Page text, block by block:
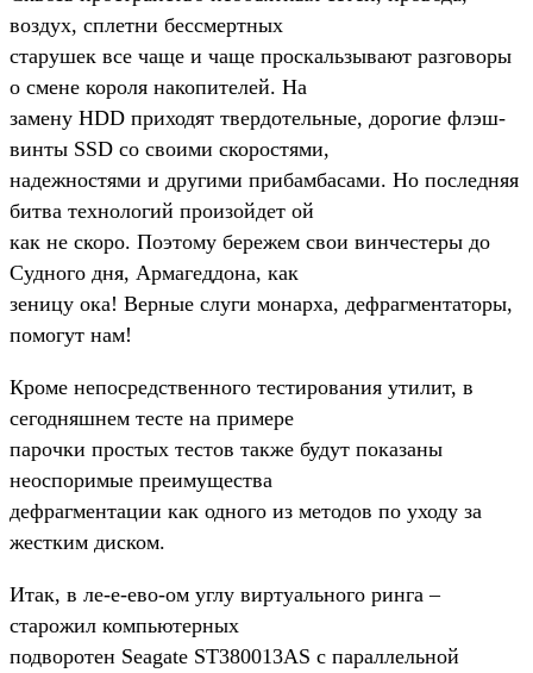
воздух, сплетни бессмертных
старушек все чаще и чаще проскальзывают разговоры
о смене короля накопителей. На
замену HDD приходят твердотельные, дорогие флэш-
винты SSD со своими скоростями,
надежностями и другими прибамбасами. Но последняя
битва технологий произойдет ой
как не скоро. Поэтому бережем свои винчестеры до
Судного дня, Армагеддона, как
зеницу ока! Верные слуги монарха, дефрагментаторы,
помогут нам!
Кроме непосредственного тестирования утилит, в
сегодняшнем тесте на примере
парочки простых тестов также будут показаны
неоспоримые преимущества
дефрагментации как одного из методов по уходу за
жестким диском.
Итак, в ле-е-ево-ом углу виртуального ринга –
старожил компьютерных
подворотен Seagate ST380013AS с параллельной